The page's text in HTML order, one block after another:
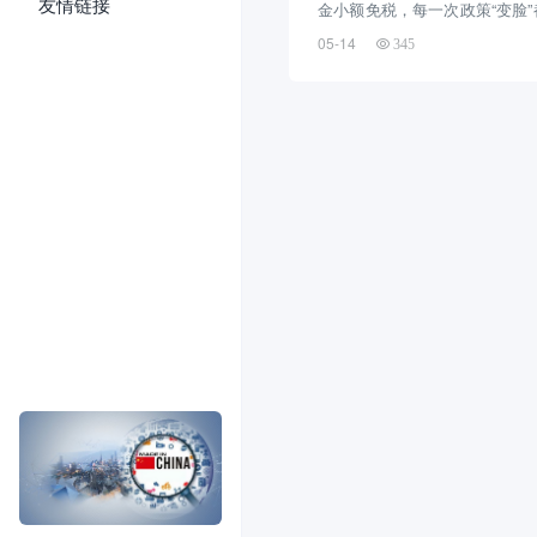
金小额免税，每一次政策“变脸
么这次访华，到底是北美市场
场“过山车”的开端？
05-14 345